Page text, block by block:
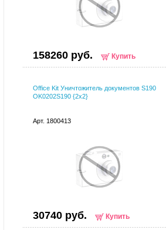
158260 руб. Купить
Office Kit Уничтожитель документов S190
OK0202S190 {2х2}
Арт. 1800413
30740 руб. Купить